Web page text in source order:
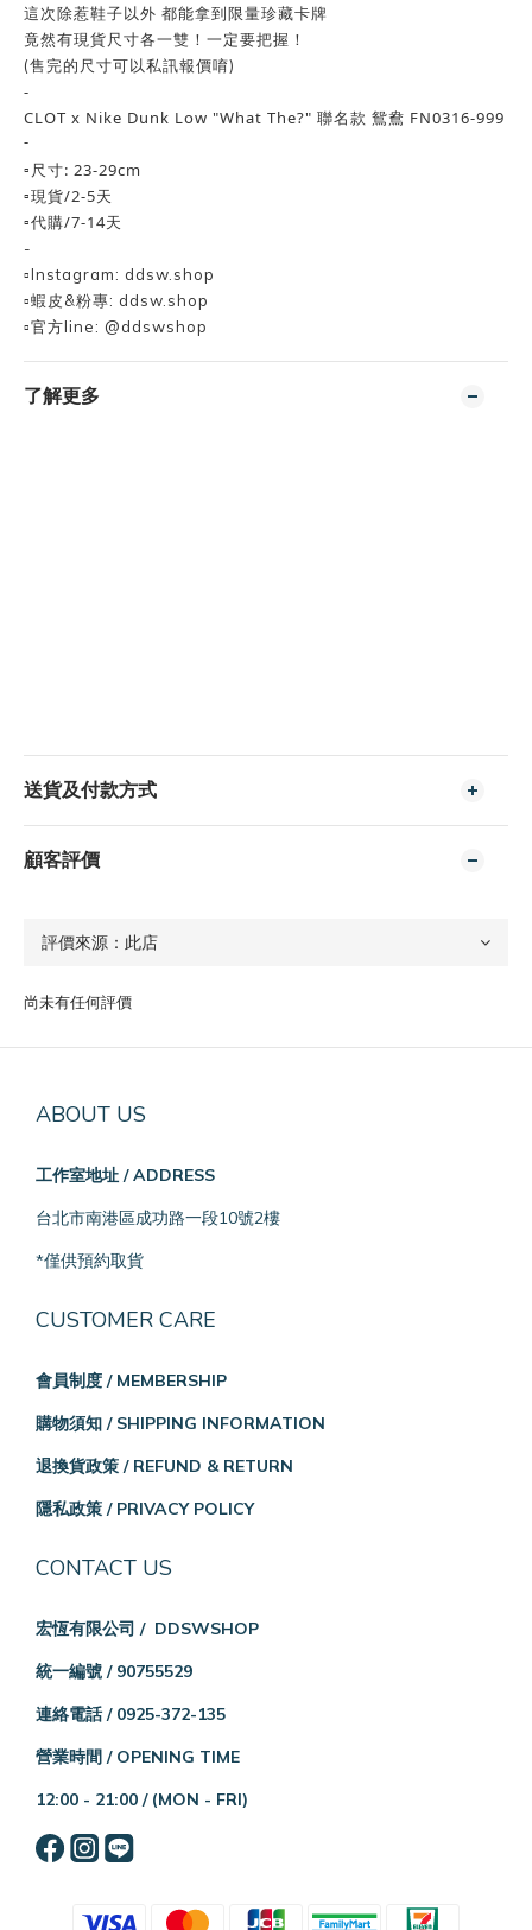
這次除惹鞋子以外 都能拿到限量珍藏卡牌
竟然有現貨尺寸各一雙！一定要把握！
(售完的尺寸可以私訊報價唷)
-
CLOT x Nike Dunk Low "What The?" 聯名款 鴛鴦 FN0316-999
-
▫️尺寸: 23-29cm
▫️現貨/2-5天
▫️代購/7-14天
-
▫️Instagram: ddsw.shop
▫️蝦皮&粉專: ddsw.shop
▫️官方line: @ddswshop
了解更多
送貨及付款方式
顧客評價
尚未有任何評價
ABOUT US
工作室地址 / ADDRESS
台北市南港區成功路一段10號2樓
*僅供預約取貨
CUSTOMER CARE
會員制度 / MEMBERSHIP
購物須知 / SHIPPING INFORMATION
退換貨政策 / REFUND & RETURN
隱私政策 / PRIVACY POLICY
CONTACT US
宏恆有限公司 / DDSWSHOP
統一編號 / 90755529
連絡電話 / 0925-372-135
營業時間 / OPENING TIME
12:00 - 21:00 / (MON - FRI)